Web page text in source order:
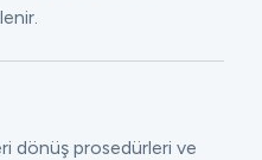
dönüş prosedürleri ve